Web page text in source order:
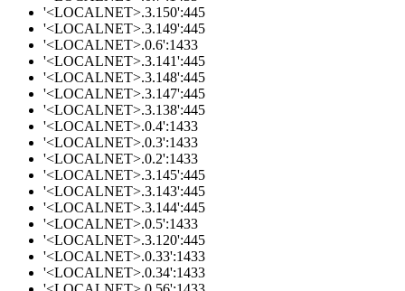
'<LOCALNET>.3.150':445
'<LOCALNET>.3.149':445
'<LOCALNET>.0.6':1433
'<LOCALNET>.3.141':445
'<LOCALNET>.3.148':445
'<LOCALNET>.3.147':445
'<LOCALNET>.3.138':445
'<LOCALNET>.0.4':1433
'<LOCALNET>.0.3':1433
'<LOCALNET>.0.2':1433
'<LOCALNET>.3.145':445
'<LOCALNET>.3.143':445
'<LOCALNET>.3.144':445
'<LOCALNET>.0.5':1433
'<LOCALNET>.3.120':445
'<LOCALNET>.0.33':1433
'<LOCALNET>.0.34':1433